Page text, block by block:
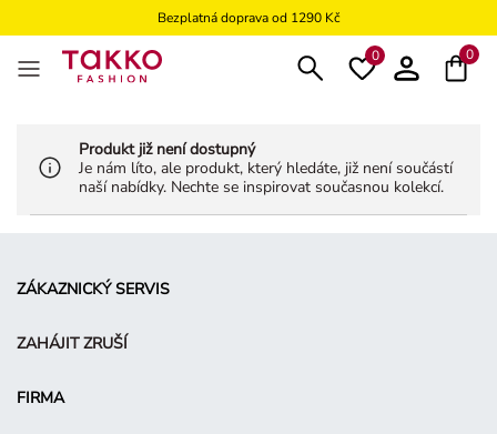
Bezplatná doprava od 1290 Kč
Bezplatné vrácení na kamennou prodejnu0 0
Produkt již není dostupný
Je nám líto, ale produkt, který hledáte, již není součástí
naší nabídky. Nechte se inspirovat současnou kolekcí.
ZÁKAZNICKÝ SERVIS
ZAHÁJIT ZRUŠÍ
FIRMA